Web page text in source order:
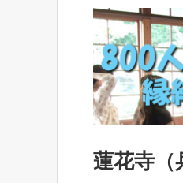
蓮花寺（